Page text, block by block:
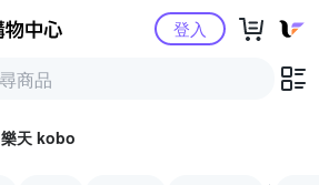
Yahoo購物中心登入
樂天 kobo